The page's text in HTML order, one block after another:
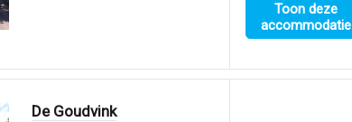
Toon deze
accommodatie
De Goudvink